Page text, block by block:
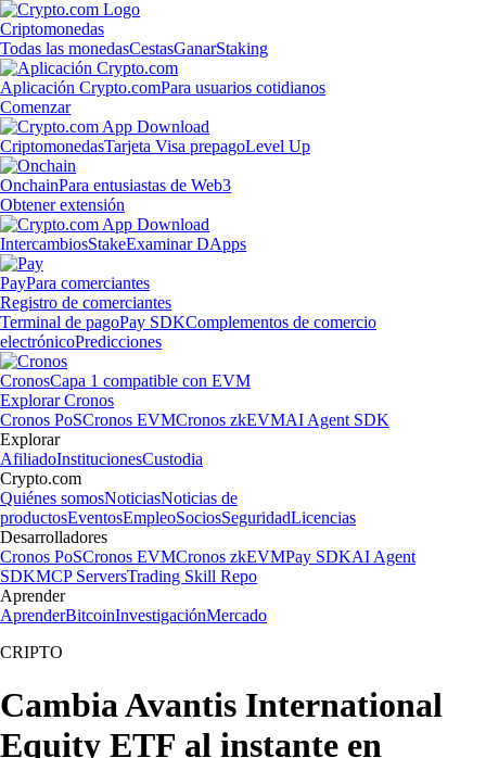
Criptomonedas
Todas las monedasCestasGanarStaking
Aplicación Crypto.comPara usuarios cotidianos
Comenzar
CriptomonedasTarjeta Visa prepagoLevel Up
OnchainPara entusiastas de Web3
Obtener extensión
IntercambiosStakeExaminar DApps
PayPara comerciantes
Registro de comerciantes
Terminal de pagoPay SDKComplementos de comercio
electrónicoPredicciones
CronosCapa 1 compatible con EVM
Explorar Cronos
Cronos PoSCronos EVMCronos zkEVMAI Agent SDK
Explorar
AfiliadoInstitucionesCustodia
Crypto.com
Quiénes somosNoticiasNoticias de
productosEventosEmpleoSociosSeguridadLicencias
Desarrolladores
Cronos PoSCronos EVMCronos zkEVMPay SDKAI Agent
SDKMCP ServersTrading Skill Repo
Aprender
AprenderBitcoinInvestigaciónMercado
CRIPTO
Cambia Avantis International
Equity ETF al instante en